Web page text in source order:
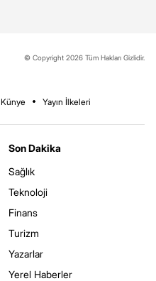
© Copyright 2026 Tüm Hakları Gizlidir.
Künye Yayın İlkeleri
Son Dakika
Sağlık
Teknoloji
Finans
Turizm
Yazarlar
Yerel Haberler